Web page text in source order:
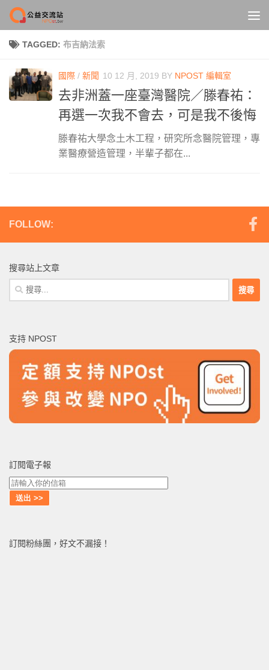
Skip to content
TAGGED: 布吉納法索
國際 / 新聞 10 12 月, 2019 BY NPOST 編輯室
去非洲蓋一座臺灣醫院／滕春祐：
再選一次我不會去，可是我不後悔
滕春祐大學念土木工程，研究所念醫院管理，專
業醫療營造管理，半輩子都在...
FOLLOW:
搜尋站上文章
搜
尋
字:
支持 NPOST
訂閱電子報
訂閱粉絲團，好文不漏接！